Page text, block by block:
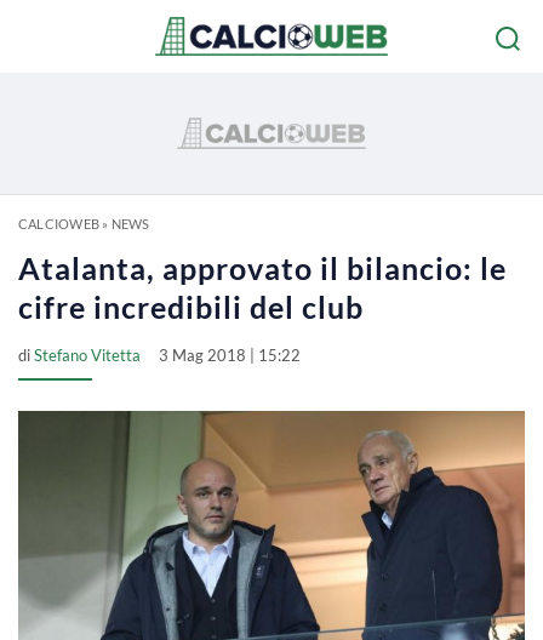
CALCIOWEB» NEWS
Atalanta, approvato il bilancio: le
cifre incredibili del club
diStefano Vitetta 3 Mag 2018 | 15:22